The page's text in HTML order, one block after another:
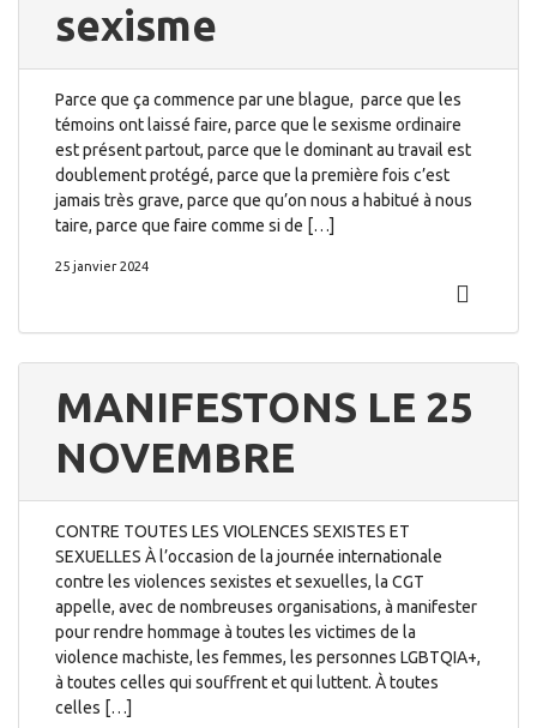
sexisme
Parce que ça commence par une blague, parce que les
témoins ont laissé faire, parce que le sexisme ordinaire
est présent partout, parce que le dominant au travail est
doublement protégé, parce que la première fois c’est
jamais très grave, parce que qu’on nous a habitué à nous
taire, parce que faire comme si de […]
25 janvier 2024
MANIFESTONS LE 25
NOVEMBRE
CONTRE TOUTES LES VIOLENCES SEXISTES ET
SEXUELLES À l’occasion de la journée internationale
contre les violences sexistes et sexuelles, la CGT
appelle, avec de nombreuses organisations, à manifester
pour rendre hommage à toutes les victimes de la
violence machiste, les femmes, les personnes LGBTQIA+,
à toutes celles qui souffrent et qui luttent. À toutes
celles […]